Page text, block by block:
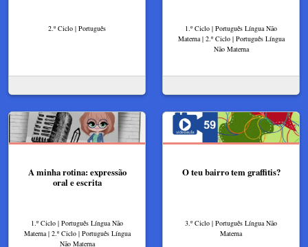
2.º Ciclo | Português
1.º Ciclo | Português Língua Não
Materna | 2.º Ciclo | Português Língua
Não Materna
A minha rotina: expressão
oral e escrita
1.º Ciclo | Português Língua Não
Materna | 2.º Ciclo | Português Língua
Não Materna
O teu bairro tem graffitis?
3.º Ciclo | Português Língua Não
Materna